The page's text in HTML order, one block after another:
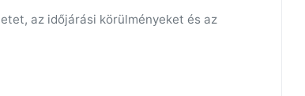
az időjárási körülményeket és az